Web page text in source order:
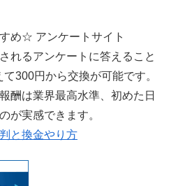
め☆ アンケートサイト
れるアンケートに答えること
300円から交換が可能です。
酬は業界最高水準、初めた日
が実感できます。
と換金やり方